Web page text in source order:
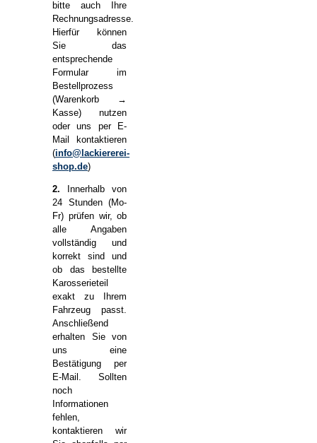
bitte auch Ihre
Rechnungsadresse.
Hierfür können
Sie das
entsprechende
Formular im
Bestellprozess
(Warenkorb →
Kasse) nutzen
oder uns per E-
Mail kontaktieren
(info@lackiererei-
shop.de)
2. Innerhalb von
24 Stunden (Mo-
Fr) prüfen wir, ob
alle Angaben
vollständig und
korrekt sind und
ob das bestellte
Karosserieteil
exakt zu Ihrem
Fahrzeug passt.
Anschließend
erhalten Sie von
uns eine
Bestätigung per
E-Mail. Sollten
noch
Informationen
fehlen,
kontaktieren wir